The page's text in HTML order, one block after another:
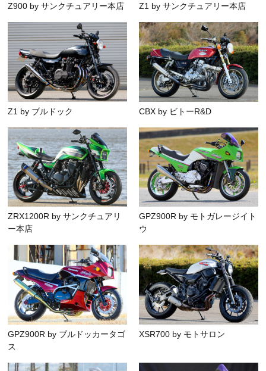
Z900 by サンクチュアリー本店 Z1 by サンクチュアリー本店
Z1 by ブルドック CBX by ビトーR&D
ZRX1200R by サンクチュアリ
ー本店
GPZ900R by モトガレージイト
ウ
GPZ900R by ブルドッカータゴ
ス
XSR700 by モトサロン